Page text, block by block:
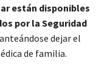
están disponibles
por la Seguridad
dejar el
de familia.